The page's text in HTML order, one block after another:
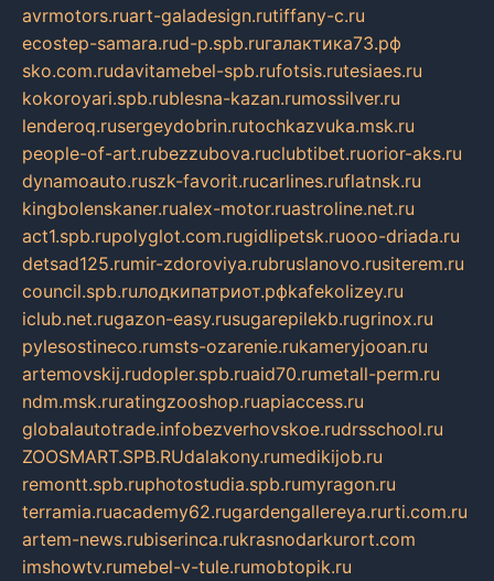
avrmotors.ruart-galadesign.rutiffany-c.ru
ecostep-samara.rud-p.spb.ruгалактика73.рф
sko.com.rudavitamebel-spb.rufotsis.rutesiaes.ru
kokoroyari.spb.rublesna-kazan.rumossilver.ru
lenderoq.rusergeydobrin.rutochkazvuka.msk.ru
people-of-art.rubezzubova.ruclubtibet.ruorior-aks.ru
dynamoauto.ruszk-favorit.rucarlines.ruflatnsk.ru
kingbolenskaner.rualex-motor.ruastroline.net.ru
act1.spb.rupolyglot.com.rugidlipetsk.ruooo-driada.ru
detsad125.rumir-zdoroviya.rubruslanovo.rusiterem.ru
council.spb.ruлодкипатриот.рфkafekolizey.ru
iclub.net.rugazon-easy.rusugarepilekb.rugrinox.ru
pylesostineco.rumsts-ozarenie.rukameryjooan.ru
artemovskij.rudopler.spb.ruaid70.rumetall-perm.ru
ndm.msk.ruratingzooshop.ruapiaccess.ru
globalautotrade.infobezverhovskoe.rudrsschool.ru
ZOOSMART.SPB.RUdalakony.rumedikijob.ru
remontt.spb.ruphotostudia.spb.rumyragon.ru
terramia.ruacademy62.rugardengallereya.rurti.com.ru
artem-news.rubiserinca.rukrasnodarkurort.com
imshowtv.rumebel-v-tule.rumobtopik.ru